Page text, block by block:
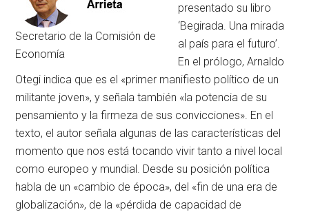
Secretario de la Comisión de
Economía
presentado su libro
‘Begirada. Una mirada
al país para el futuro’.
En el prólogo, Arnaldo
Otegi indica que es el «primer manifiesto político de un
militante joven», y señala también «la potencia de su
pensamiento y la firmeza de sus convicciones». En el
texto, el autor señala algunas de las características del
momento que nos está tocando vivir tanto a nivel local
como europeo y mundial. Desde su posición política
habla de un «cambio de época», del «fin de una era de
globalización», de la «pérdida de capacidad de